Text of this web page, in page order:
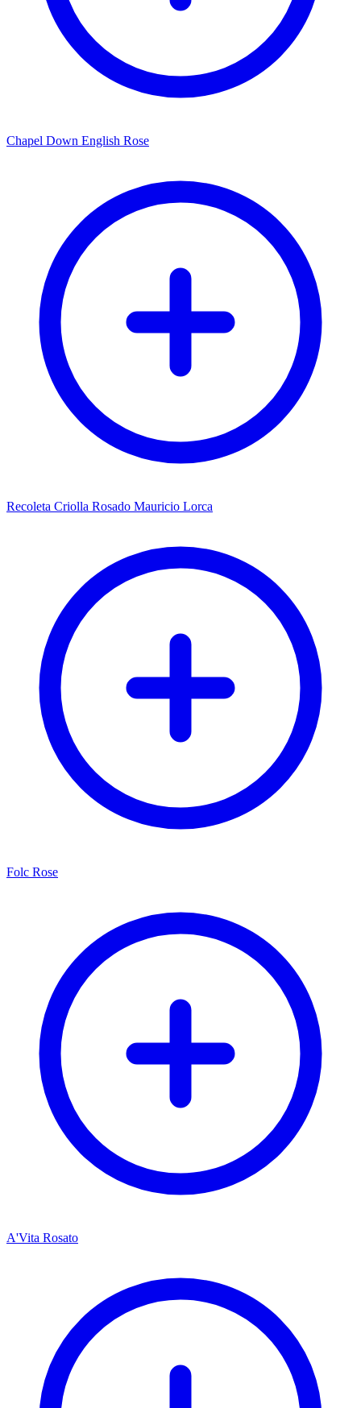
Chapel Down English Rose
Recoleta Criolla Rosado Mauricio Lorca
Folc Rose
A'Vita Rosato